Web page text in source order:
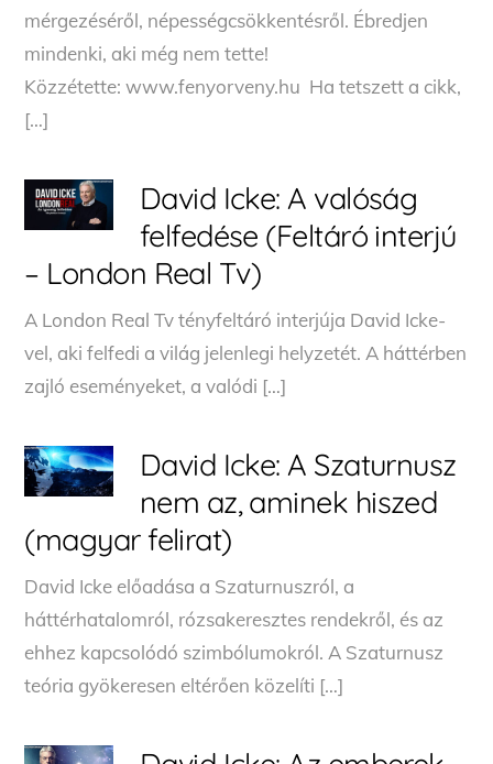
mérgezéséről, népességcsökkentésről. Ébredjen
mindenki, aki még nem tette!
Közzétette: www.fenyorveny.hu Ha tetszett a cikk,
[…]
David Icke: A valóság
felfedése (Feltáró interjú
– London Real Tv)
A London Real Tv tényfeltáró interjúja David Icke-
vel, aki felfedi a világ jelenlegi helyzetét. A háttérben
zajló eseményeket, a valódi […]
David Icke: A Szaturnusz
nem az, aminek hiszed
(magyar felirat)
David Icke előadása a Szaturnuszról, a
háttérhatalomról, rózsakeresztes rendekről, és az
ehhez kapcsolódó szimbólumokról. A Szaturnusz
teória gyökeresen eltérően közelíti […]